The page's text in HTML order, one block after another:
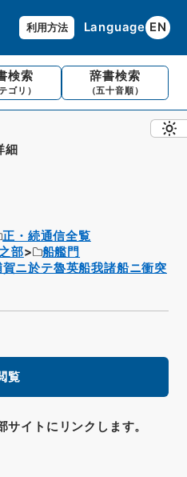
利用方法 Language EN
検索
ゴリ）
辞書検索
（五十音順）
細
正・続通信全覧
部
船艦門
ニ於テ魯英船我諸船ニ衝突
覧
イトにリンクします。